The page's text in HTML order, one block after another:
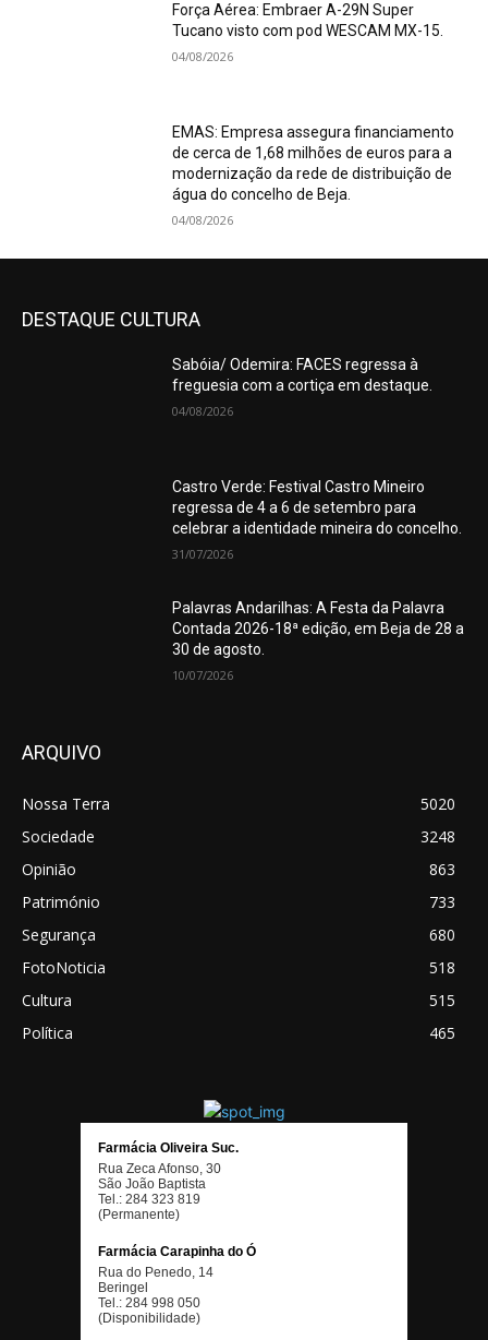
Força Aérea: Embraer A-29N Super
Tucano visto com pod WESCAM MX-15.
04/08/2026
EMAS: Empresa assegura financiamento
de cerca de 1,68 milhões de euros para a
modernização da rede de distribuição de
água do concelho de Beja.
04/08/2026
DESTAQUE CULTURA
Sabóia/ Odemira: FACES regressa à
freguesia com a cortiça em destaque.
04/08/2026
Castro Verde: Festival Castro Mineiro
regressa de 4 a 6 de setembro para
celebrar a identidade mineira do concelho.
31/07/2026
Palavras Andarilhas: A Festa da Palavra
Contada 2026-18ª edição, em Beja de 28 a
30 de agosto.
10/07/2026
ARQUIVO
Nossa Terra
5020
Sociedade
3248
Opinião
863
Património
733
Segurança
680
FotoNoticia
518
Cultura
515
Política
465